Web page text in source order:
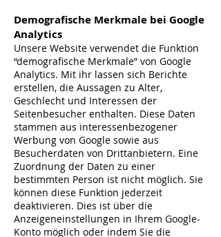
Demografische Merkmale bei Google
Analytics
Unsere Website verwendet die Funktion
“demografische Merkmale” von Google
Analytics. Mit ihr lassen sich Berichte
erstellen, die Aussagen zu Alter,
Geschlecht und Interessen der
Seitenbesucher enthalten. Diese Daten
stammen aus interessenbezogener
Werbung von Google sowie aus
Besucherdaten von Drittanbietern. Eine
Zuordnung der Daten zu einer
bestimmten Person ist nicht möglich. Sie
können diese Funktion jederzeit
deaktivieren. Dies ist über die
Anzeigeneinstellungen in Ihrem Google-
Konto möglich oder indem Sie die